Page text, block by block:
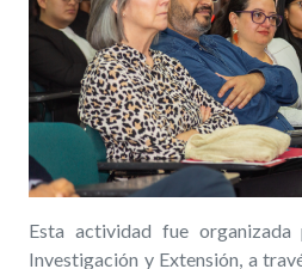
Esta actividad fue
Investigación y Extensión, a